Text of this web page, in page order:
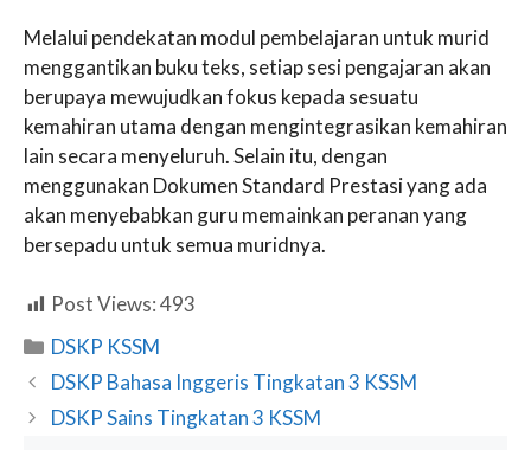
Melalui pendekatan modul pembelajaran untuk murid
menggantikan buku teks, setiap sesi pengajaran akan
berupaya mewujudkan fokus kepada sesuatu
kemahiran utama dengan mengintegrasikan kemahiran
lain secara menyeluruh. Selain itu, dengan
menggunakan Dokumen Standard Prestasi yang ada
akan menyebabkan guru memainkan peranan yang
bersepadu untuk semua muridnya.
Post Views:493
Categories
DSKP KSSM
DSKP Bahasa Inggeris Tingkatan 3 KSSM
DSKP Sains Tingkatan 3 KSSM